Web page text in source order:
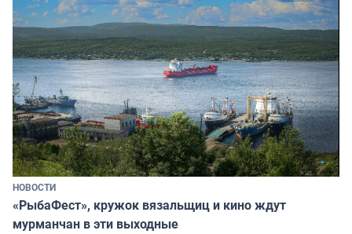
НОВОСТИ
«РыбаФест», кружок вязальщиц и кино ждут
мурманчан в эти выходные